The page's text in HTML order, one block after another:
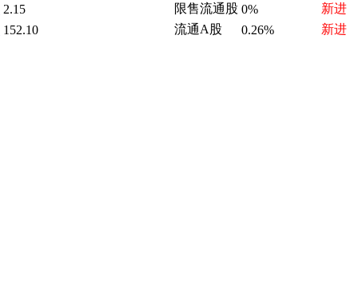
2.15 限售流通股 0% 新进
152.10 流通A股 0.26% 新进